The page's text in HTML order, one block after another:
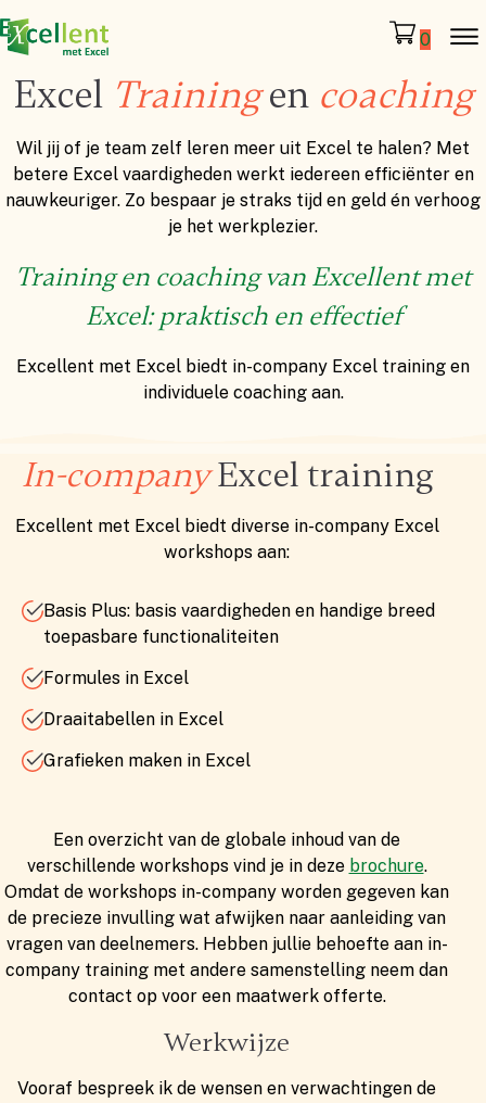
0
Excel Trainingen coaching
Wil jij of je team zelf leren meer uit Excel te halen? Met
betere Excel vaardigheden werkt iedereen efficiënter en
nauwkeuriger. Zo bespaar je straks tijd en geld én verhoog
je het werkplezier.
Training en coaching van Excellent met
Excel: praktisch en effectief
Excellent met Excel biedt in-company Excel training en
individuele coaching aan.
In-companyExcel training
Excellent met Excel biedt diverse in-company Excel
workshops aan:
Basis Plus: basis vaardigheden en handige breed
toepasbare functionaliteiten
Formules in Excel
Draaitabellen in Excel
Grafieken maken in Excel
Een overzicht van de globale inhoud van de
verschillende workshops vind je in deze brochure.
Omdat de workshops in-company worden gegeven kan
de precieze invulling wat afwijken naar aanleiding van
vragen van deelnemers. Hebben jullie behoefte aan in-
company training met andere samenstelling neem dan
contact op voor een maatwerk offerte.
Werkwijze
Vooraf bespreek ik de wensen en verwachtingen de